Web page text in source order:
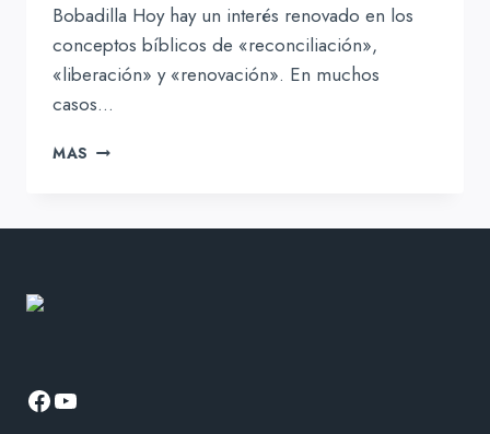
Bobadilla Hoy hay un interés renovado en los
conceptos bíblicos de «reconciliación»,
«liberación» y «renovación». En muchos
casos…
MAS EL
Facebook
YouTube